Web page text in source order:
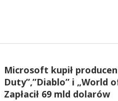
Microsoft kupił
Duty”,”Diablo” i „World
Zapłacił 69 mld dolarów